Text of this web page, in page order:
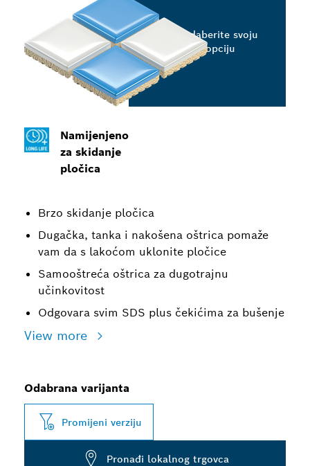
Namijenjeno
za skidanje
pločica
Brzo skidanje pločica
Dugačka, tanka i nakošena oštrica pomaže
vam da s lakoćom uklonite pločice
Samooštreća oštrica za dugotrajnu
učinkovitost
Odgovara svim SDS plus čekićima za bušenje
View more
Odaberite svoju
opciju
Odabrana varijanta
Promijeni verziju
Pronađi lokalnog trgovca